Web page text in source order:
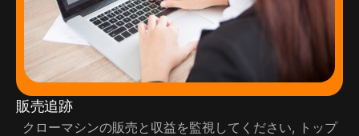
販売追跡
クローマシンの販売と収益を監視してください, トップ